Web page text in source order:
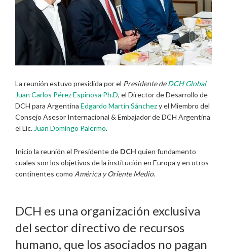
La reunión estuvo presidida por el Presidente deDCH Global
Juan Carlos Pérez Espinosa Ph.D, el Director de Desarrollo de
DCH para Argentina Edgardo Martín Sánchezy el Miembro del
Consejo Asesor Internacional & Embajador de DCH Argentina
el Lic. Juan Domingo Palermo.
Inicio la reunión el Presidente de DCH quien fundamento
cuales son los objetivos de la institución en Europa y en otros
continentes como América y Oriente Medio.
DCH es una organización exclusiva
del sector directivo de recursos
humano, que los asociados no pagan